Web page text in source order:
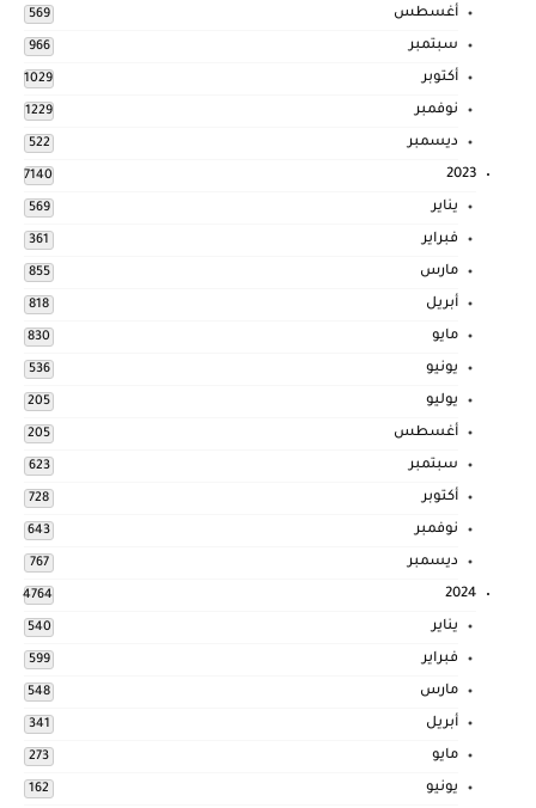
أغسطس 569
سبتمبر 966
أكتوبر 1029
نوفمبر 1229
ديسمبر 522
2023
7140
يناير 569
فبراير 361
مارس 855
أبريل 818
مايو 830
يونيو 536
يوليو 205
أغسطس 205
سبتمبر 623
أكتوبر 728
نوفمبر 643
ديسمبر 767
2024
4764
يناير 540
فبراير 599
مارس 548
أبريل 341
مايو 273
يونيو 162